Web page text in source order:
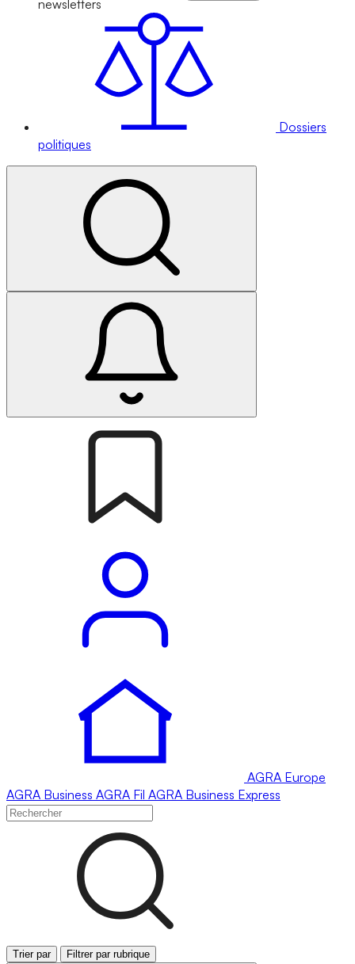
newsletters
Dossiers
politiques
AGRA Europe
AGRA Business AGRA Fil AGRA Business Express
Trier par Filtrer par rubrique